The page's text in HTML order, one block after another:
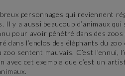
personnages qui reviennent
Il y a aussi beaucoup d’animaux
pour avoir pénétré dans des
dans l’enclos des éléphants du
sentent mauvais. C’est l’ennui,
avec cet exemple que c’est un